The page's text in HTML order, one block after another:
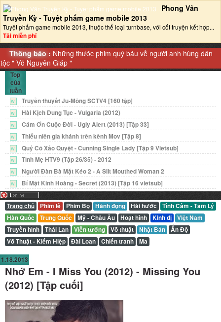
Phong Vân
Truyền Kỳ - Tuyệt phẩm game mobile 2013‎
Tuyệt phẩm game mobile 2013, thuộc thể loại turnbase, với cốt truyện kết hợp...
Tải miễn phí
Thông báo : Những thước phim quý báu về người anh hùng dân
tộc "Võ Nguyên Giáp "
Top
của
tuần
W Truyền thuyết Ju-Mông SCTV4 [160 tập]
W Hài Kịch Dung Tục - Vulgaria (2012)
W Cám Ơn Cuộc Đời - Ugly Alert (2013) [Tập 33]
W Thiếu niên gia khánh trên kênh Mov [Tập 8]
W Quý Cô Xảo Quyệt - Cunning Single Lady [Tập 9 Vietsub]
W Tình Mẹ HTV9 (Tập 26/35) - 2012
W Người Đàn Bà Mặt Kéo 2 - A Slit Mouthed Woman 2
W Bí Mật Kinh Hoàng - Secret (2013) [Tập 16 vietsub]
Trang chủ Phim lẻ Phim Bộ Hành động Hài hước
Tình Cảm - Tâm Lý
Hàn Quốc
Trung Quốc Mỹ - Châu Âu Hoạt hình Kinh dị
Việt Nam
Truyền hình
Thái Lan Viễn tưởng Võ thuật Nhật Bản
Ấn Độ
Võ Thuật - Kiếm Hiệp
Đài Loan Chiến tranh Ma
1.18.2013
Nhớ Em - I Miss You (2012) - Missing You
(2012) [Tập cuối]